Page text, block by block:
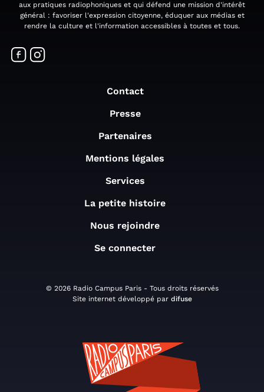
aux pratiques radiophoniques et qui défend une mission d'intérêt
général : favoriser l'expression citoyenne, éduquer aux médias et
rendre la culture et l'information accessibles à toutes et tous.
Contact
Presse
Partenaires
Mentions légales
Services
La petite histoire
Nous rejoindre
Se connecter
© 2026 Radio Campus Paris - Tous droits réservés
Site internet développé par difuse